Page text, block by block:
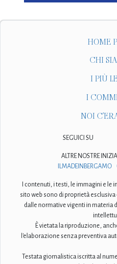
HOME
CHI
I PIÙ
I
NOI
SEGUICI SU
ALTRE NOSTRE
ILMADEINBERGAMO
I contenuti, i testi, le immagini e
sito web sono di proprietà
dalle normative vigenti in materia
È vietata la riproduzione,
l'elaborazione senza preventiva
Testata giornalistica iscritta al